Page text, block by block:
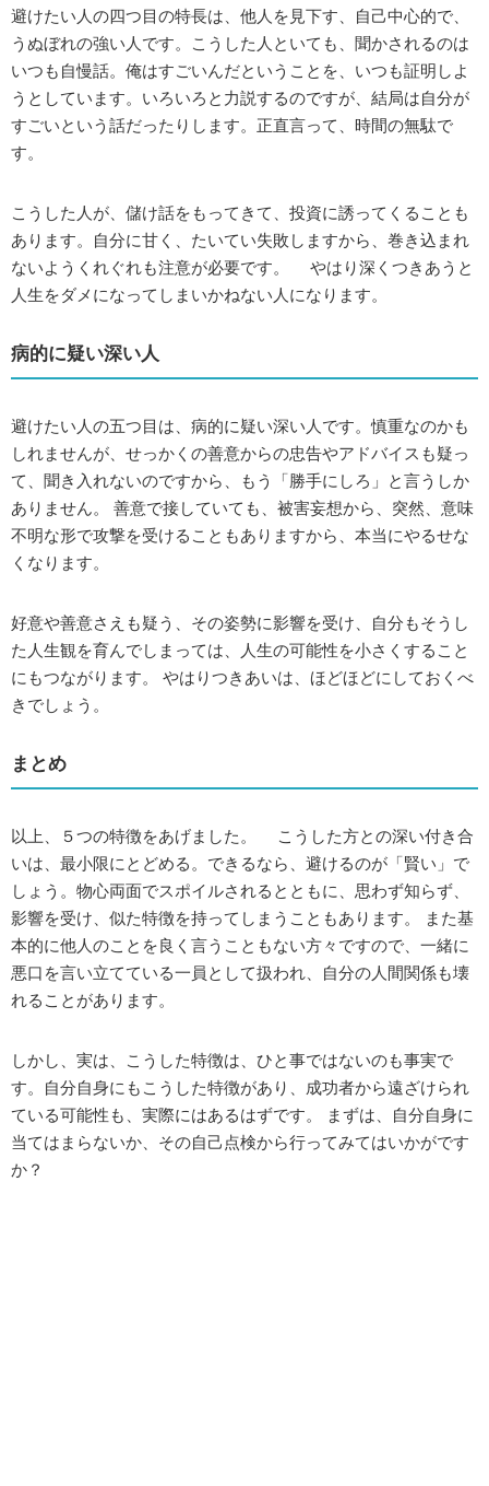
避けたい人の四つ目の特長は、他人を見下す、自己中心的で、
うぬぼれの強い人です。こうした人といても、聞かされるのは
いつも自慢話。俺はすごいんだということを、いつも証明しよ
うとしています。いろいろと力説するのですが、結局は自分が
すごいという話だったりします。正直言って、時間の無駄で
す。
こうした人が、儲け話をもってきて、投資に誘ってくることも
あります。自分に甘く、たいてい失敗しますから、巻き込まれ
ないようくれぐれも注意が必要です。 やはり深くつきあうと
人生をダメになってしまいかねない人になります。
病的に疑い深い人
避けたい人の五つ目は、病的に疑い深い人です。慎重なのかも
しれませんが、せっかくの善意からの忠告やアドバイスも疑っ
て、聞き入れないのですから、もう「勝手にしろ」と言うしか
ありません。 善意で接していても、被害妄想から、突然、意味
不明な形で攻撃を受けることもありますから、本当にやるせな
くなります。
好意や善意さえも疑う、その姿勢に影響を受け、自分もそうし
た人生観を育んでしまっては、人生の可能性を小さくすること
にもつながります。 やはりつきあいは、ほどほどにしておくべ
きでしょう。
まとめ
以上、５つの特徴をあげました。 こうした方との深い付き合
いは、最小限にとどめる。できるなら、避けるのが「賢い」で
しょう。物心両面でスポイルされるとともに、思わず知らず、
影響を受け、似た特徴を持ってしまうこともあります。 また基
本的に他人のことを良く言うこともない方々ですので、一緒に
悪口を言い立てている一員として扱われ、自分の人間関係も壊
れることがあります。
しかし、実は、こうした特徴は、ひと事ではないのも事実で
す。自分自身にもこうした特徴があり、成功者から遠ざけられ
ている可能性も、実際にはあるはずです。 まずは、自分自身に
当てはまらないか、その自己点検から行ってみてはいかがです
か？